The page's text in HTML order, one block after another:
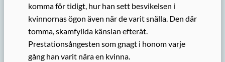
komma för tidigt, hur han sett besvikelsen i
kvinnornas ögon även när de varit snälla. Den där
tomma, skamfyllda känslan efteråt.
Prestationsångesten som gnagt i honom varje
gång han varit nära en kvinna.